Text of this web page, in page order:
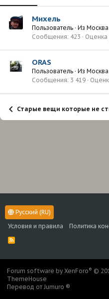
Михель
Пользователь · Из Москва
Сообщения 423 Оценка
ORAS
Пользователь · Из Москва
Сообщения 3 419
Старые вещи которые не
Русский (RU)
Условия и правила
Политика
R
S
Forum software by XenForo® ©
ThemeHouse
Перевод от Jumuro ®